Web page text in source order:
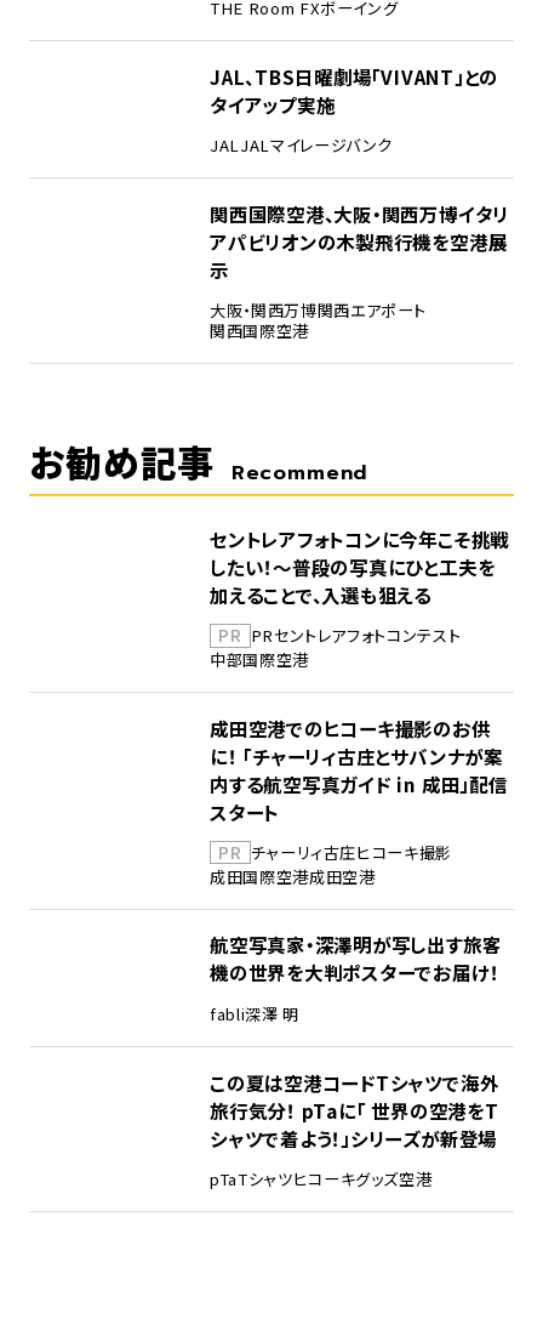
THE Room FXボーイング
JAL、TBS日曜劇場「VIVANT」との
タイアップ実施
JALJALマイレージバンク
関西国際空港、大阪・関西万博イタリ
アパビリオンの木製飛行機を空港展
示
大阪・関西万博関西エアポート
関西国際空港
お勧め記事 Recommend
セントレアフォトコンに今年こそ挑戦
したい！～普段の写真にひと工夫を
加えることで、入選も狙える
PR PRセントレアフォトコンテスト
中部国際空港
成田空港でのヒコーキ撮影のお供
に！ 「チャーリィ古庄とサバンナが案
内する航空写真ガイド in 成田」配信
スタート
PR チャーリィ古庄ヒコーキ撮影
成田国際空港成田空港
航空写真家・深澤明が写し出す旅客
機の世界を大判ポスターでお届け！
fabli深澤 明
この夏は空港コードTシャツで海外
旅行気分！ pTaに「 世界の空港をT
シャツで着よう！」シリーズが新登場
pTaTシャツヒコーキグッズ空港